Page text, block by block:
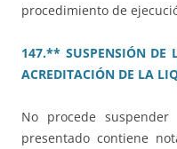
procedimiento de
147.** SUSPENSIÓN DE
ACREDITACIÓN DE LA
No procede
presentado contiene